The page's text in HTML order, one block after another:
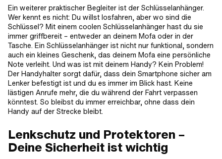
Ein weiterer praktischer Begleiter ist der Schlüsselanhänger.
Wer kennt es nicht: Du willst losfahren, aber wo sind die
Schlüssel? Mit einem coolen Schlüsselanhänger hast du sie
immer griffbereit – entweder an deinem Mofa oder in der
Tasche. Ein Schlüsselanhänger ist nicht nur funktional, sondern
auch ein kleines Geschenk, das deinem Mofa eine persönliche
Note verleiht. Und was ist mit deinem Handy? Kein Problem!
Der Handyhalter sorgt dafür, dass dein Smartphone sicher am
Lenker befestigt ist und du es immer im Blick hast. Keine
lästigen Anrufe mehr, die du während der Fahrt verpassen
könntest. So bleibst du immer erreichbar, ohne dass dein
Handy auf der Strecke bleibt.
Lenkschutz und Protektoren –
Deine Sicherheit ist wichtig